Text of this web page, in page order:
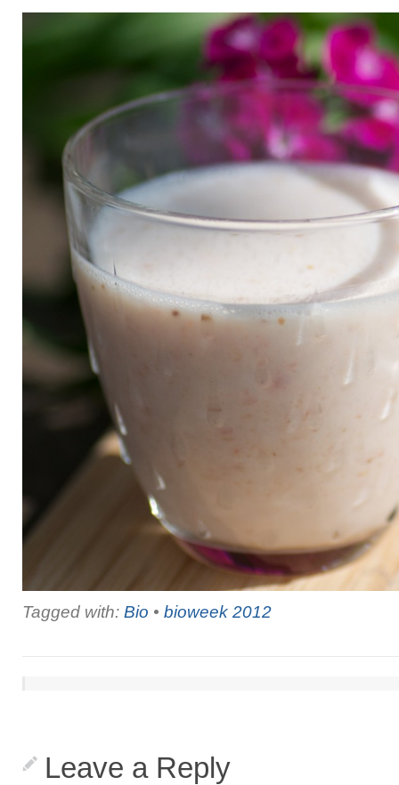
Tagged with: Bio • bioweek 2012
Leave a Reply